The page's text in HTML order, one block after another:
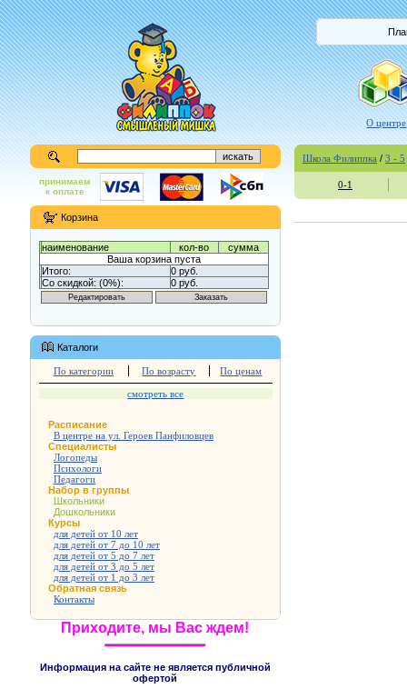
О центре
принимаем
к оплате
Корзина
наименование кол-во
сумма
Ваша корзина пуста
Итого:
0 руб.
Со скидкой: (0%):
0 руб.
Каталоги
По категории По возрасту По ценам
смотреть все
Расписание
В центре на ул. Героев Панфиловцев
Специалисты
Логопеды
Психологи
Педагоги
Набор в группы
Школьники
Дошкольники
Курсы
для детей от 10 лет
для детей от 7 до 10 лет
для детей от 5 до 7 лет
для детей от 3 до 5 лет
для детей от 1 до 3 лет
Обратная связь
Контакты
Приходите, мы Вас ждем!
Информация на сайте не является публичной
офертой
Школа Филиппка / 3 - 5
0-1